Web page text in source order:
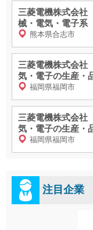
三菱電機株式会
械・電気・電子系
熊本県合志市
三菱電機株式会
気・電子の生産・
福岡県福岡市
三菱電機株式会
気・電子の生産・
福岡県福岡市
注目企業